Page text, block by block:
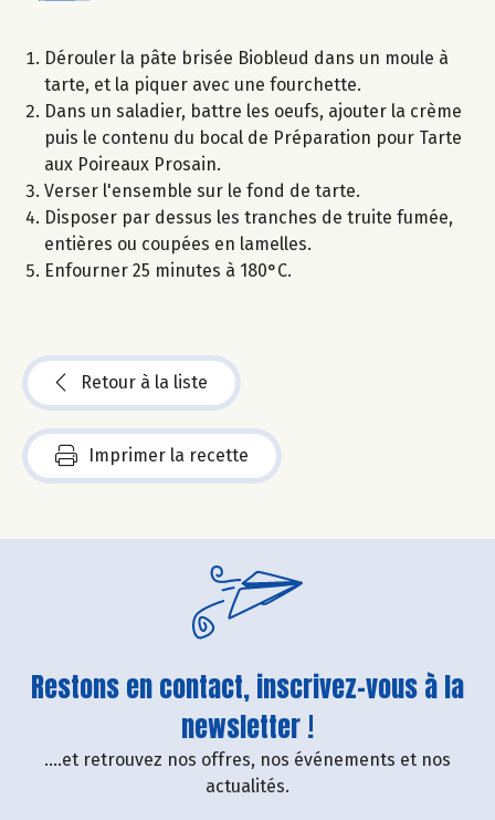
Dérouler la pâte brisée Biobleud dans un moule à
tarte, et la piquer avec une fourchette.
Dans un saladier, battre les oeufs, ajouter la crème
puis le contenu du bocal de Préparation pour Tarte
aux Poireaux Prosain.
Verser l'ensemble sur le fond de tarte.
Disposer par dessus les tranches de truite fumée,
entières ou coupées en lamelles.
Enfourner 25 minutes à 180°C.
Retour à la liste
Imprimer la recette
Restons en contact, inscrivez-vous à la
newsletter !
....et retrouvez nos offres, nos événements et nos
actualités.